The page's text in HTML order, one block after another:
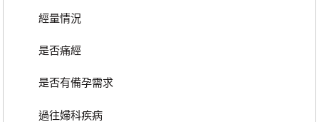
經量情況
是否痛經
是否有備孕需求
過往婦科疾病